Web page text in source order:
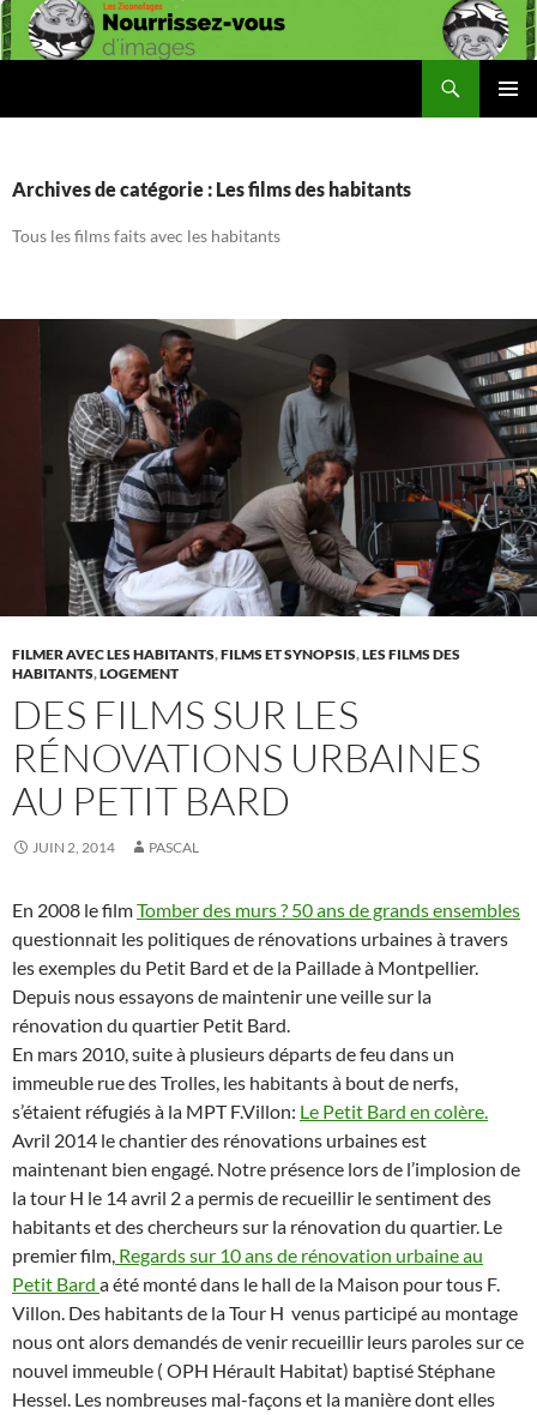
Aller
au
Archives de catégorie : Les films des habitants
Tous les films faits avec les habitants
FILMER AVEC LES HABITANTS,FILMS ET SYNOPSIS,LES FILMS DES
HABITANTS,LOGEMENT
DES FILMS SUR LES
RÉNOVATIONS URBAINES
AU PETIT BARD
JUIN 2, 2014 PASCAL
En 2008 le filmTomber des murs ? 50 ans de grands ensembles
questionnait les politiques de rénovations urbaines à travers
les exemples du Petit Bard et de la Paillade à Montpellier.
Depuis nous essayons de maintenir une veille sur la
rénovation du quartier Petit Bard.
En mars 2010, suite à plusieurs départs de feu dans un
immeuble rue des Trolles, les habitants à bout de nerfs,
s’étaient réfugiés à la MPT F.Villon: Le Petit Bard en colère.
Avril 2014 le chantier des rénovations urbaines est
maintenant bien engagé. Notre présence lors de l’implosion de
la tour H le 14 avril 2 a permis de recueillir le sentiment des
habitants et des chercheurs sur la rénovation du quartier. Le
premier film, Regards sur 10 ans de rénovation urbaine au
Petit Bard a été monté dans le hall de la Maison pour tous F.
Villon. Des habitants de la Tour H venus participé au montage
nous ont alors demandés de venir recueillir leurs paroles sur ce
nouvel immeuble ( OPH Hérault Habitat) baptisé Stéphane
Hessel. Les nombreuses mal-façons et la manière dont elles